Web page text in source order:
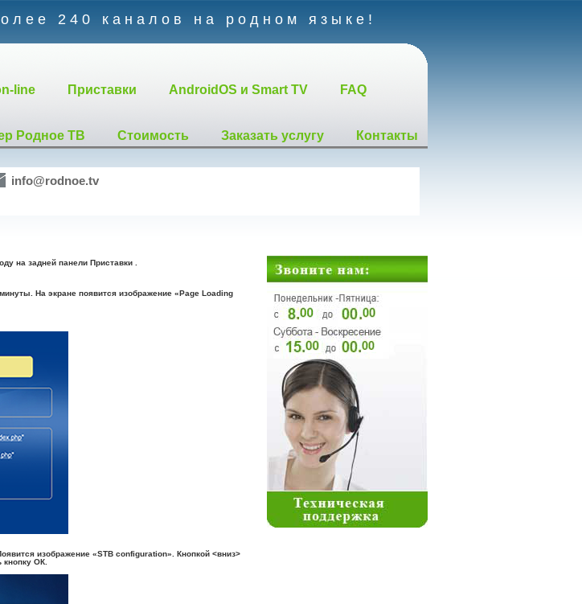
240 каналов на родном языке!
line Приставки AndroidOS и Smart TV FAQ
Родное ТВ Стоимость Заказать услугу Контакты
info@rodnoe.tv
на задней панели Приставки .
На экране появится изображение «Page Loading
изображение «STB configuration». Кнопкой <вниз>
ОК.